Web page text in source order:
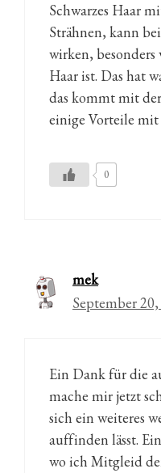
Schwarzes Haar
Strähnen, kann
wirken, besonders
Haar ist. Das hat
das kommt mit
einige Vorteile
0
mek
September
Ein Dank für die
mache mir jetzt
sich ein weiteres
auffinden lässt.
wo ich Mitgleid